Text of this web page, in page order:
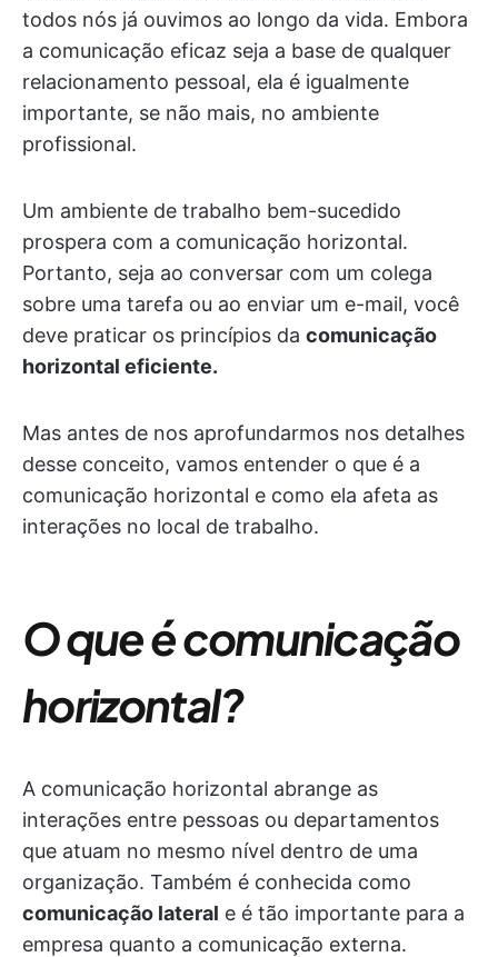
todos nós já ouvimos ao longo da vida. Embora
a comunicação eficaz seja a base de qualquer
relacionamento pessoal, ela é igualmente
importante, se não mais, no ambiente
profissional.
Um ambiente de trabalho bem-sucedido
prospera com a comunicação horizontal.
Portanto, seja ao conversar com um colega
sobre uma tarefa ou ao enviar um e-mail, você
deve praticar os princípios da comunicação
horizontal eficiente.
Mas antes de nos aprofundarmos nos detalhes
desse conceito, vamos entender o que é a
comunicação horizontal e como ela afeta as
interações no local de trabalho.
O que é comunicação
horizontal?
A comunicação horizontal abrange as
interações entre pessoas ou departamentos
que atuam no mesmo nível dentro de uma
organização. Também é conhecida como
comunicação lateral e é tão importante para a
empresa quanto a comunicação externa.